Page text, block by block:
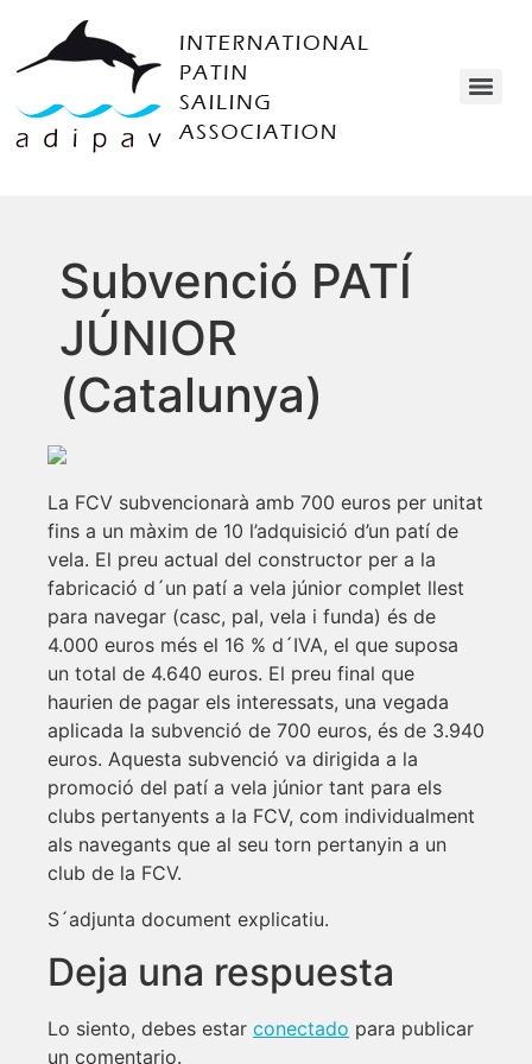
Subvenció PATÍ
JÚNIOR
(Catalunya)
La FCV subvencionarà amb 700 euros per unitat
fins a un màxim de 10 l’adquisició d’un patí de
vela. El preu actual del constructor per a la
fabricació d´un patí a vela júnior complet llest
para navegar (casc, pal, vela i funda) és de
4.000 euros més el 16 % d´IVA, el que suposa
un total de 4.640 euros. El preu final que
haurien de pagar els interessats, una vegada
aplicada la subvenció de 700 euros, és de 3.940
euros. Aquesta subvenció va dirigida a la
promoció del patí a vela júnior tant para els
clubs pertanyents a la FCV, com individualment
als navegants que al seu torn pertanyin a un
club de la FCV.
S´adjunta document explicatiu.
Deja una respuesta
Lo siento, debes estar conectado para publicar
un comentario.